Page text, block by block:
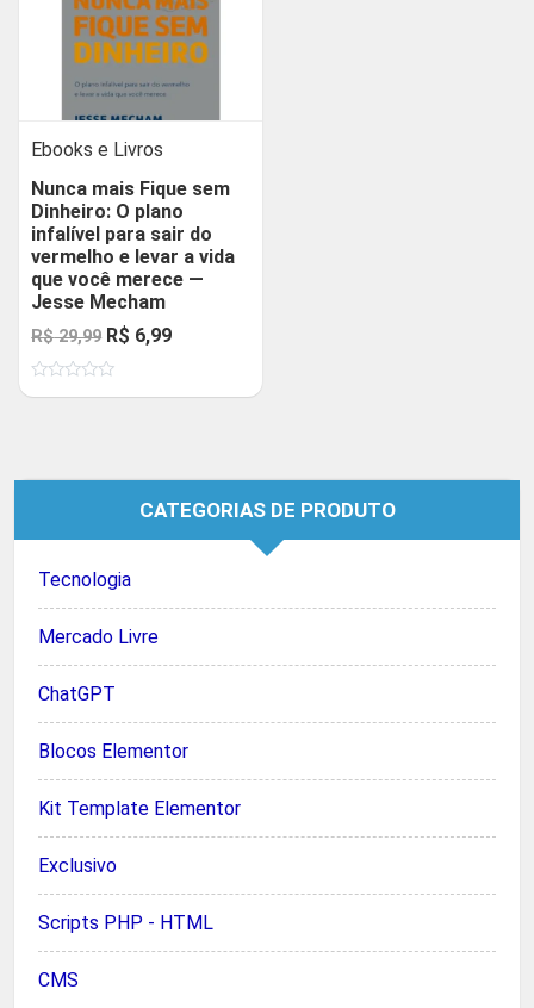
Ebooks e Livros
Nunca mais Fique sem
Dinheiro: O plano
infalível para sair do
vermelho e levar a vida
que você merece —
Jesse Mecham
R$29,99 O
preço
original
R$ 6,99O
atual
CATEGORIAS DE PRODUTO
Tecnologia
Mercado Livre
ChatGPT
Blocos Elementor
Kit Template Elementor
Exclusivo
Scripts PHP - HTML
CMS